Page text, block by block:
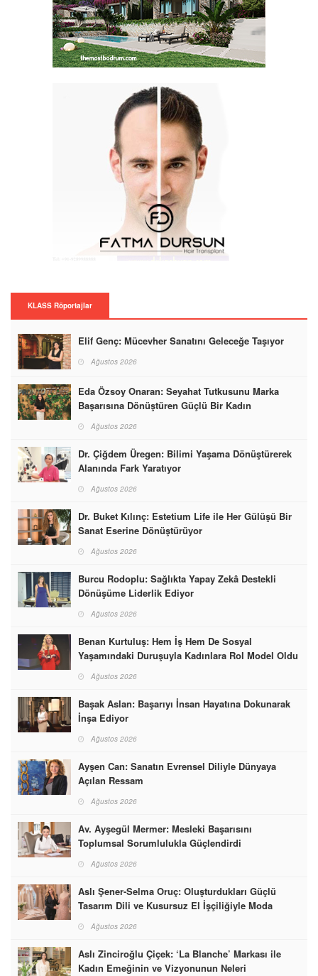
KLASS Röportajlar
Elif Genç: Mücevher Sanatını Geleceğe Taşıyor
Ağustos 2026
Eda Özsoy Onaran: Seyahat Tutkusunu Marka
Başarısına Dönüştüren Güçlü Bir Kadın
Ağustos 2026
Dr. Çiğdem Üregen: Bilimi Yaşama Dönüştürerek
Alanında Fark Yaratıyor
Ağustos 2026
Dr. Buket Kılınç: Estetium Life ile Her Gülüşü Bir
Sanat Eserine Dönüştürüyor
Ağustos 2026
Burcu Rodoplu: Sağlıkta Yapay Zekâ Destekli
Dönüşüme Liderlik Ediyor
Ağustos 2026
Benan Kurtuluş: Hem İş Hem De Sosyal
Yaşamındaki Duruşuyla Kadınlara Rol Model Oldu
Ağustos 2026
Başak Aslan: Başarıyı İnsan Hayatına Dokunarak
İnşa Ediyor
Ağustos 2026
Ayşen Can: Sanatın Evrensel Diliyle Dünyaya
Açılan Ressam
Ağustos 2026
Av. Ayşegül Mermer: Mesleki Başarısını
Toplumsal Sorumlulukla Güçlendirdi
Ağustos 2026
Aslı Şener-Selma Oruç: Oluşturdukları Güçlü
Tasarım Dili ve Kusursuz El İşçiliğiyle Moda
Ağustos 2026
Aslı Zinciroğlu Çiçek: ‘La Blanche’ Markası ile
Kadın Emeğinin ve Vizyonunun Neleri